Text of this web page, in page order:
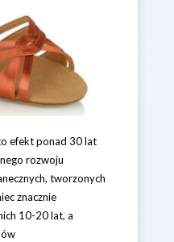
efekt ponad 30 lat
rozwoju
tworzonych
znacznie
10-20 lat, a